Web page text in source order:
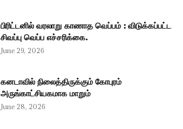
பிரிட்டனில் வரலாறு காணாத வெப்பம் : விடுக்கப்பட்ட
சிவப்பு வெப்ப எச்சரிக்கை.
June 29, 2026
கனடாவில் நிலைத்திருக்கும் கோபுரம்
அருங்காட்சியகமாக மாறும்
June 28, 2026